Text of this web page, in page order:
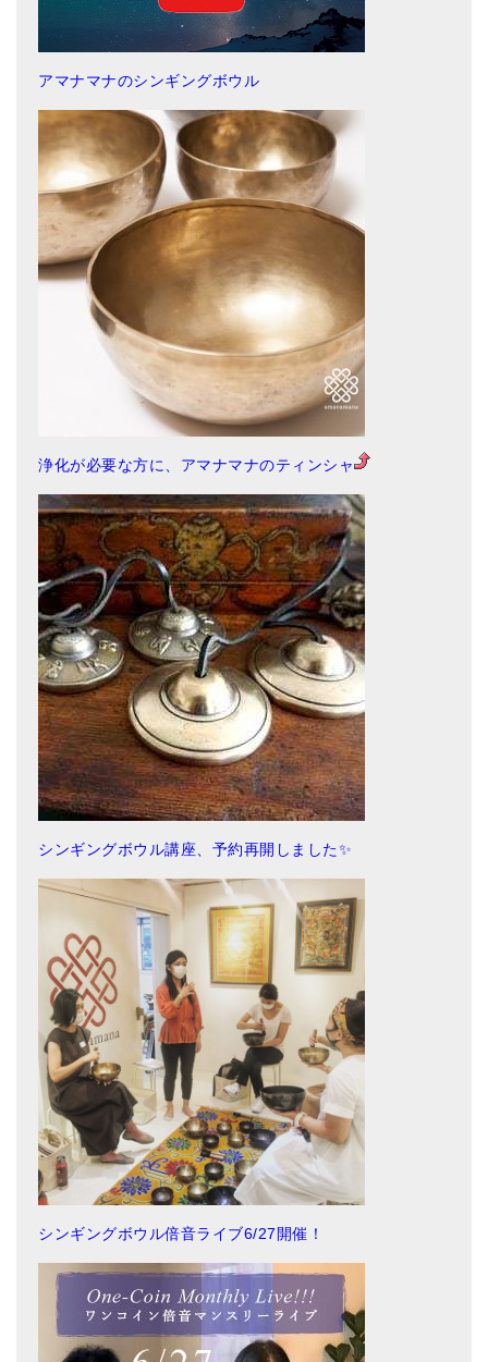
アマナマナのシンギングボウル
浄化が必要な方に、アマナマナのティンシャ
シンギングボウル講座、予約再開しました✨
シンギングボウル倍音ライブ6/27開催！